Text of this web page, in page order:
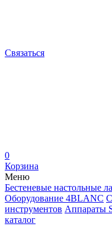
Связаться
0
Корзина
Меню
Бестеневые настольные
Оборудование 4BLANC
инструментов Аппараты
каталог